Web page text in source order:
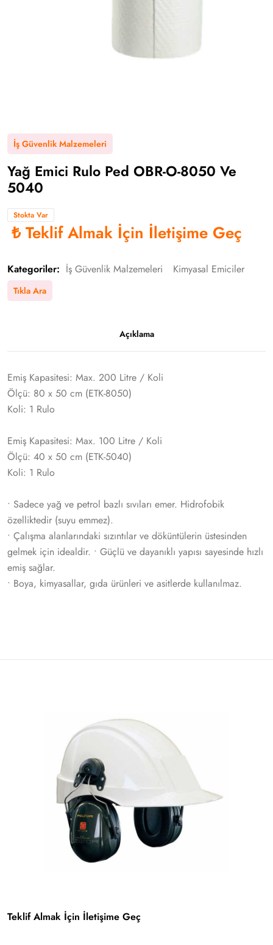
İş Güvenlik Malzemeleri
Yağ Emici Rulo Ped OBR-O-8050 Ve
5040
Stokta Var
₺Teklif Almak İçin İletişime Geç
Kategoriler: İş Güvenlik Malzemeleri Kimyasal Emiciler
Tıkla Ara
Açıklama
Emiş Kapasitesi: Max. 200 Litre / Koli
Ölçü: 80 x 50 cm (ETK-8050)
Koli: 1 Rulo
Emiş Kapasitesi: Max. 100 Litre / Koli
Ölçü: 40 x 50 cm (ETK-5040)
Koli: 1 Rulo
• Sadece yağ ve petrol bazlı sıvıları emer. Hidrofobik
özelliktedir (suyu emmez).
• Çalışma alanlarındaki sızıntılar ve döküntülerin üstesinden
gelmek için idealdir. • Güçlü ve dayanıklı yapısı sayesinde hızlı
emiş sağlar.
• Boya, kimyasallar, gıda ürünleri ve asitlerde kullanılmaz.
Teklif Almak İçin İletişime Geç